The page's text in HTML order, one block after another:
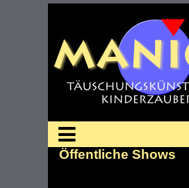
Öffentliche Shows